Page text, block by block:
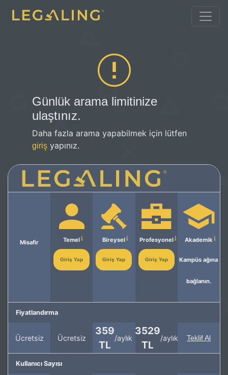
Günlük arama limitinize
ulaştınız.
Daha fazla arama yapabilmek için lütfen
giriş yapınız.
Misafir Temel
Giriş Yap
Bireysel
Giriş Yap
Profesyonel
Giriş Yap
Akademik
Kampüs ağına
bağlanın.
Fiyatlandırma
Ücretsiz Ücretsiz
359
TL
/aylık
3529
TL
/aylık Teklif Al
Kullanıcı Sayısı